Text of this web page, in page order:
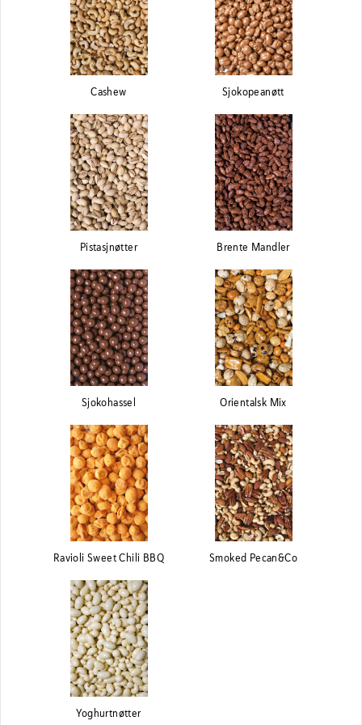
Cashew Sjokopeanøtt
Pistasjnøtter Brente Mandler
Sjokohassel Orientalsk Mix
Ravioli Sweet Chili BBQ Smoked Pecan&Co
Yoghurtnøtter